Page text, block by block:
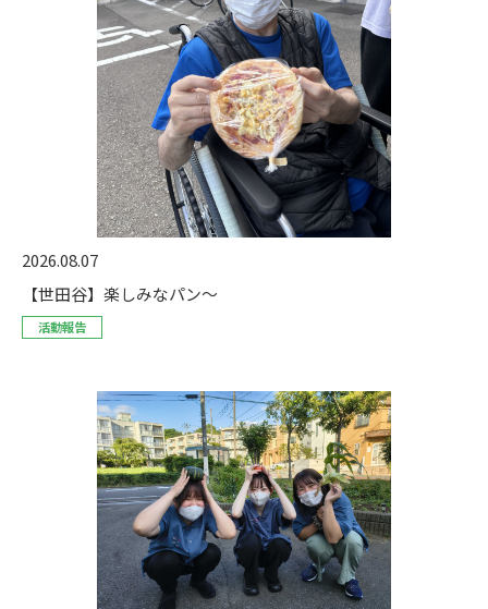
2026.08.07
【世田谷】楽しみなパン～
活動報告